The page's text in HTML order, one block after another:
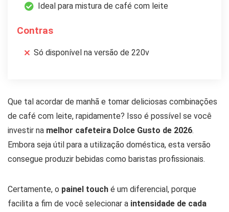
Ideal para mistura de café com leite
Contras
Só disponível na versão de 220v
Que tal acordar de manhã e tomar deliciosas combinações
de café com leite, rapidamente? Isso é possível se você
investir na melhor cafeteira Dolce Gusto de 2026.
Embora seja útil para a utilização doméstica, esta versão
consegue produzir bebidas como baristas profissionais.
Certamente, o painel touch é um diferencial, porque
facilita a fim de você selecionar a intensidade de cada